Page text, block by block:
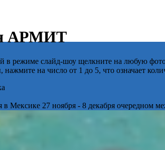
АРМИТ
в режиме слайд-шоу щелкните на любую
на число от 1 до 5, что означает
в Мексике 27 ноября - 8 декабря очередном